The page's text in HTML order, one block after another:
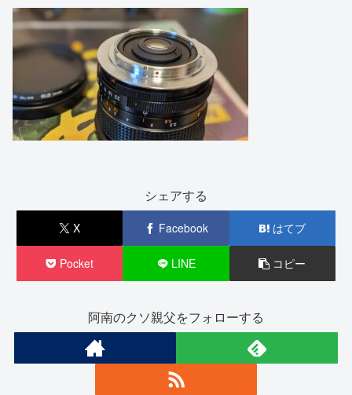
シェアする
X Facebook はてブ
Pocket LINE コピー
阿南のクソ親父をフォローする